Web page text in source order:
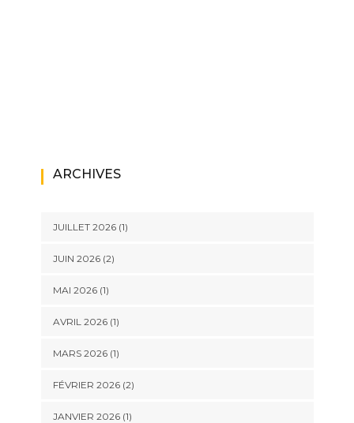
ARCHIVES
JUILLET 2026(1)
JUIN 2026(2)
MAI 2026(1)
AVRIL 2026(1)
MARS 2026(1)
FÉVRIER 2026(2)
JANVIER 2026(1)